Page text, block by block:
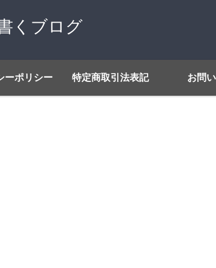
くブログ
ーポリシー 特定商取引法表記 お問